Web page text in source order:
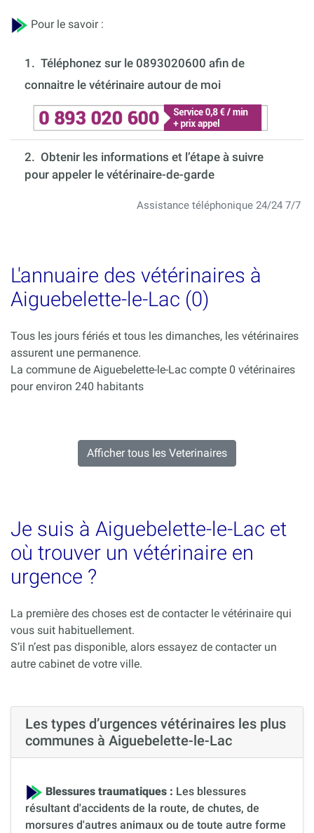
Pour le savoir :
1. Téléphonez sur le 0893020600 afin de
connaitre le vétérinaire autour de moi
2. Obtenir les informations et l’étape à suivre
pour appeler le vétérinaire-de-garde
Assistance téléphonique 24/24 7/7
L'annuaire des vétérinaires à
Aiguebelette-le-Lac (0)
Tous les jours fériés et tous les dimanches, les vétérinaires
assurent une permanence.
La commune de Aiguebelette-le-Lac compte 0 vétérinaires
pour environ 240 habitants
Afficher tous les Veterinaires
Je suis à Aiguebelette-le-Lac et
où trouver un vétérinaire en
urgence ?
La première des choses est de contacter le vétérinaire qui
vous suit habituellement.
S’il n’est pas disponible, alors essayez de contacter un
autre cabinet de votre ville.
Les types d’urgences vétérinaires les plus
communes à Aiguebelette-le-Lac
Blessures traumatiques : Les blessures
résultant d'accidents de la route, de chutes, de
morsures d'autres animaux ou de toute autre forme